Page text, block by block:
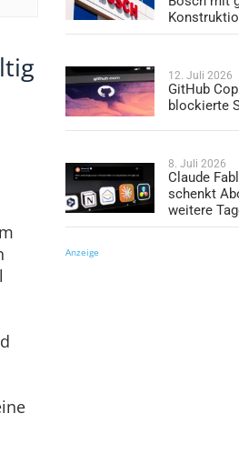
12. Juli 2026
GitHub
blockierte
8. Juli 2026
Claude
schenkt
weitere
Anzeige